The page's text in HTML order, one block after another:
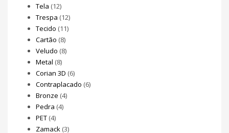
Tela (12)
Trespa (12)
Tecido (11)
Cartão (8)
Veludo (8)
Metal (8)
Corian 3D (6)
Contraplacado (6)
Bronze (4)
Pedra (4)
PET (4)
Zamack (3)